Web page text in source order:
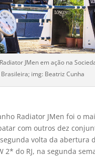
JMen em ação na
Brasileira; img: Beatriz Cunha
Radiator JMen foi o
com outros dez
volta da abertura
2* do RJ, na segunda